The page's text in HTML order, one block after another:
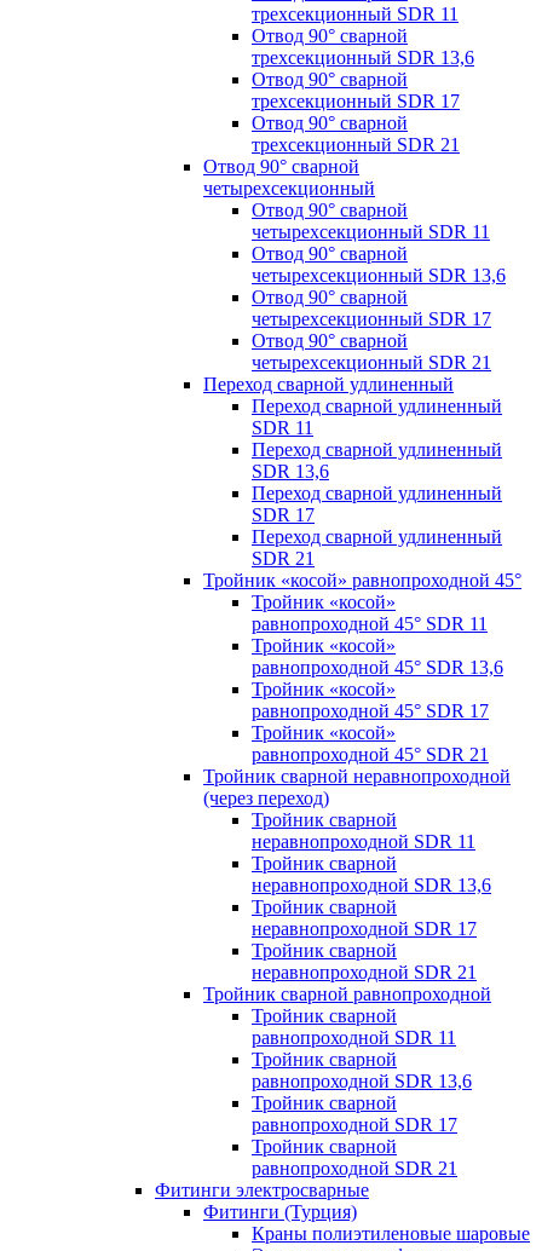
трехсекционный SDR 11
Отвод 90° сварной
трехсекционный SDR 13,6
Отвод 90° сварной
трехсекционный SDR 17
Отвод 90° сварной
трехсекционный SDR 21
Отвод 90° сварной
четырехсекционный
Отвод 90° сварной
четырехсекционный SDR 11
Отвод 90° сварной
четырехсекционный SDR 13,6
Отвод 90° сварной
четырехсекционный SDR 17
Отвод 90° сварной
четырехсекционный SDR 21
Переход сварной удлиненный
Переход сварной удлиненный
SDR 11
Переход сварной удлиненный
SDR 13,6
Переход сварной удлиненный
SDR 17
Переход сварной удлиненный
SDR 21
Тройник «косой» равнопроходной 45°
Тройник «косой»
равнопроходной 45° SDR 11
Тройник «косой»
равнопроходной 45° SDR 13,6
Тройник «косой»
равнопроходной 45° SDR 17
Тройник «косой»
равнопроходной 45° SDR 21
Тройник сварной неравнопроходной
(через переход)
Тройник сварной
неравнопроходной SDR 11
Тройник сварной
неравнопроходной SDR 13,6
Тройник сварной
неравнопроходной SDR 17
Тройник сварной
неравнопроходной SDR 21
Тройник сварной равнопроходной
Тройник сварной
равнопроходной SDR 11
Тройник сварной
равнопроходной SDR 13,6
Тройник сварной
равнопроходной SDR 17
Тройник сварной
равнопроходной SDR 21
Фитинги электросварные
Фитинги (Турция)
Краны полиэтиленовые шаровые